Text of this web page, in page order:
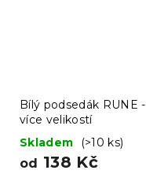
Bílý podsedák RUNE -
více velikostí
Skladem
(>10 ks)
od 138 Kč